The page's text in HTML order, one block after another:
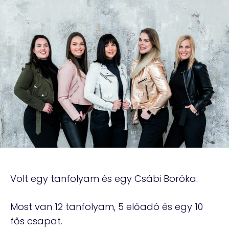
Volt egy tanfolyam és egy Csábi Boróka.
Most van 12 tanfolyam, 5 előadó és egy 10
fős csapat.